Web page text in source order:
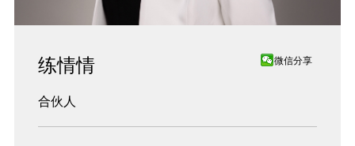
练情情 微信分享
合伙人